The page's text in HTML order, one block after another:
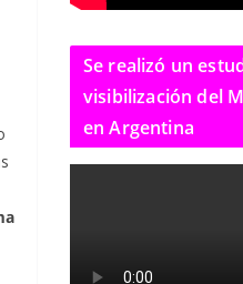
Se realizó un
visibilización del
en Argentina